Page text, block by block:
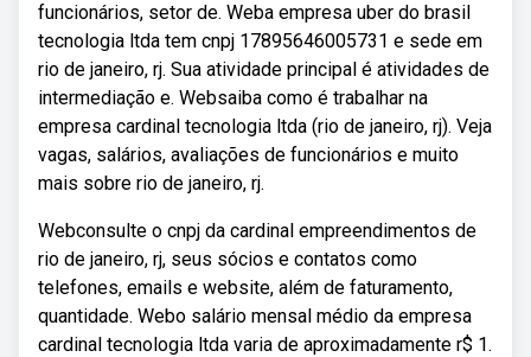
funcionários, setor de. Weba empresa uber do brasil
tecnologia ltda tem cnpj 17895646005731 e sede em
rio de janeiro, rj. Sua atividade principal é atividades de
intermediação e. Websaiba como é trabalhar na
empresa cardinal tecnologia ltda (rio de janeiro, rj). Veja
vagas, salários, avaliações de funcionários e muito
mais sobre rio de janeiro, rj.
Webconsulte o cnpj da cardinal empreendimentos de
rio de janeiro, rj, seus sócios e contatos como
telefones, emails e website, além de faturamento,
quantidade. Webo salário mensal médio da empresa
cardinal tecnologia ltda varia de aproximadamente r$ 1.